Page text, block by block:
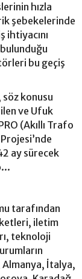
hızla
şebekelerinde
ihtiyacını
bu geçiş
söz konusu
ve Ufuk
(Akıllı Trafo
ay sürecek
tarafından
iletim
teknoloji
İtalya,